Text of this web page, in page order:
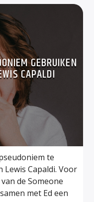
GEBRUIKEN
CAPALDI
te
Capaldi. Voor
de Someone
met Ed een